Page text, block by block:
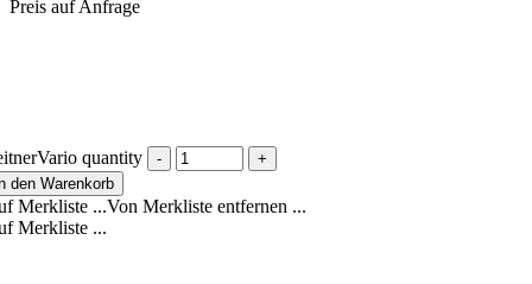
Preis auf Anfrage
quantity
den Warenkorb
Merkliste ...Von Merkliste entfernen ...
Merkliste ...